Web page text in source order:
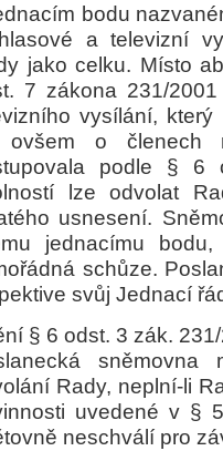
bodu
a televizní
jako celku. Místo
7 zákona 231/
vysílání,
o členech
podle § 6
lze odvolat
usnesení.
jednacímu
schůze.
svůj Jednací
§ 6 odst. 3 zák.
sněmovna
Rady, neplní-li
uvedené v §
neschválí pro